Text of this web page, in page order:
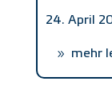
24. April
mehr